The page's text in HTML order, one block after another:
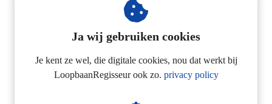
En de afstandelijkheid.
Dat die afstandelijkheid in de hele boerderij zit.
Ja wij gebruiken cookies
Je kent ze wel, die digitale cookies, nou dat werkt bij
LoopbaanRegisseur ook zo. privacy policy